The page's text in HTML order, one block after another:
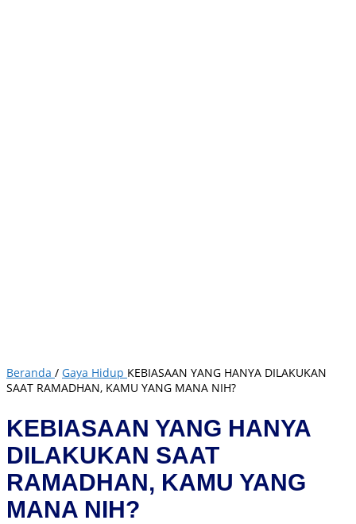
Beranda / Gaya Hidup KEBIASAAN YANG HANYA DILAKUKAN
SAAT RAMADHAN, KAMU YANG MANA NIH?
KEBIASAAN YANG HANYA
DILAKUKAN SAAT
RAMADHAN, KAMU YANG
MANA NIH?